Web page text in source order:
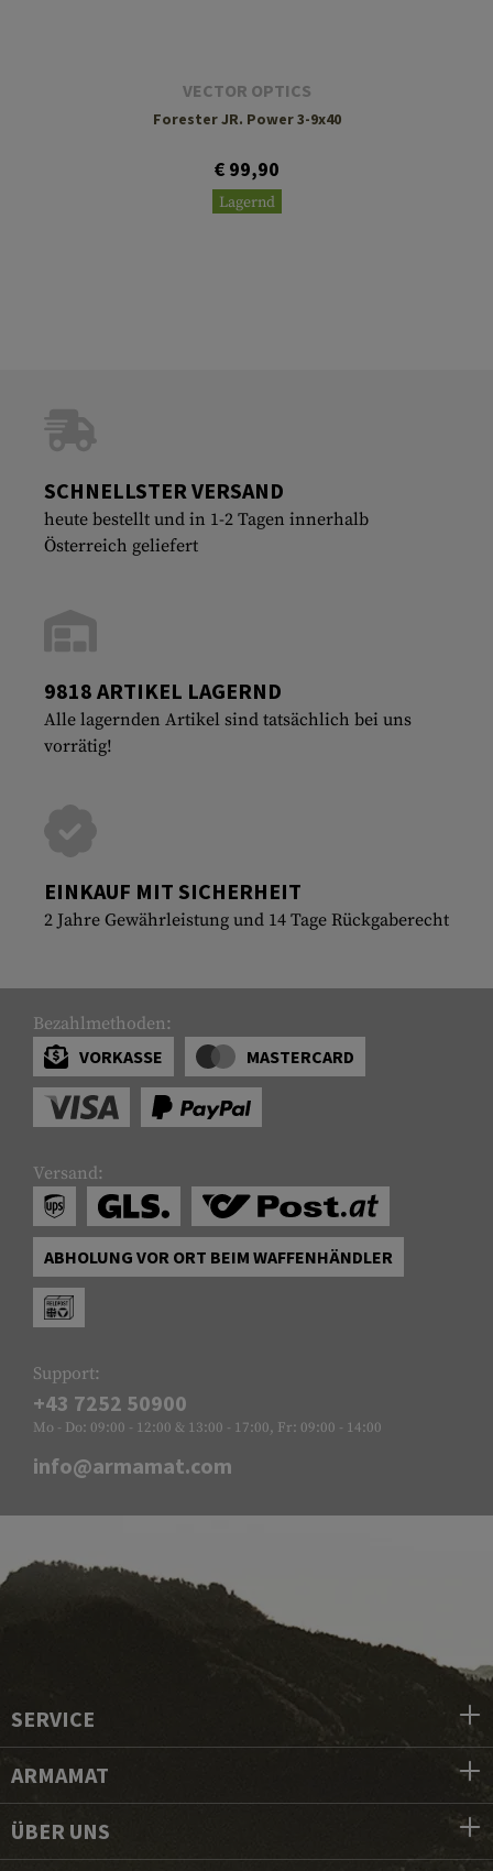
VECTOR OPTICS
Forester JR. Power 3-9x40
€ 99,90
Lagernd
SCHNELLSTER VERSAND
heute bestellt und in 1-2 Tagen innerhalb
Österreich geliefert
9818 ARTIKEL LAGERND
Alle lagernden Artikel sind tatsächlich bei uns
vorrätig!
EINKAUF MIT SICHERHEIT
2 Jahre Gewährleistung und 14 Tage Rückgaberecht
Bezahlmethoden:
VORKASSE
MASTERCARD
Versand:
ABHOLUNG VOR ORT BEIM WAFFENHÄNDLER
Support:
+43 7252 50900
Mo - Do: 09:00 - 12:00 & 13:00 - 17:00, Fr: 09:00 - 14:00
info@armamat.com
SERVICE
ARMAMAT
ÜBER UNS